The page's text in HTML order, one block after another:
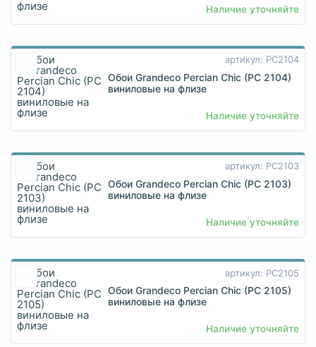
Наличие уточняйте
артикул: PC2104
Обои Grandeco Percian Chic (PC 2104)
виниловые на флизе
Наличие уточняйте
артикул: PC2103
Обои Grandeco Percian Chic (PC 2103)
виниловые на флизе
Наличие уточняйте
артикул: PC2105
Обои Grandeco Percian Chic (PC 2105)
виниловые на флизе
Наличие уточняйте